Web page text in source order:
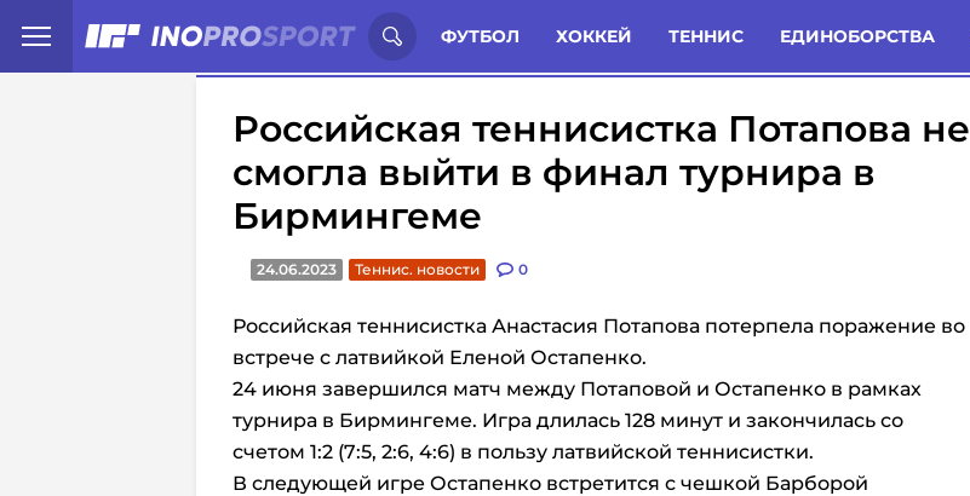
ФУТБОЛ ХОККЕЙ ТЕННИС ЕДИНОБОРСТВА
Иностранцы о спорте России: Статьи Комменты Новости
Российская теннисистка Потапова не
смогла выйти в финал турнира в
Бирмингеме
24.06.2023 Теннис. новости 0
Российская теннисистка Анастасия Потапова потерпела поражение во
встрече с латвийкой Еленой Остапенко.
24 июня завершился матч между Потаповой и Остапенко в рамках
турнира в Бирмингеме. Игра длилась 128 минут и закончилась со
счетом 1:2 (7:5, 2:6, 4:6) в пользу латвийской теннисистки.
В следующей игре Остапенко встретится с чешкой Барборой